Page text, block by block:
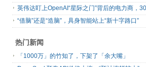
“借脑”还是“造脑”，具身智能站上“新十字路口”
热门新闻
「1000万」的竹知了，下架了「余大嘴」